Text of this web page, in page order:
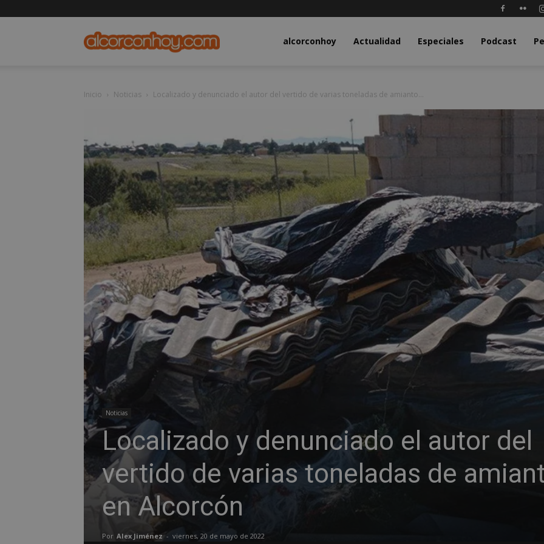
alcorconhoy.comalcorconhoy Actualidad Especiales Podcast
Inicio Noticias Localizado y denunciado el autor del vertido de varias toneladas de amianto...
Noticias
Localizado y denunciado el autor del
vertido de varias toneladas de
en Alcorcón
Por Alex Jiménez - viernes, 20 de mayo de 2022